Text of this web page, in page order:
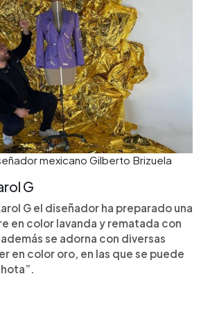
mexicano Gilberto Brizuela
G
G el diseñador ha preparado una
en color lavanda y rematada con
se adorna con diversas
en color oro, en las que se puede